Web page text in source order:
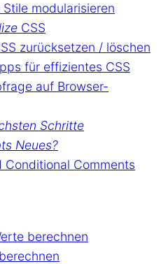
Stile modularisieren
CSS
zurücksetzen / löschen
für effizientes CSS
auf Browser-
Schritte
Neues?
Conditional Comments
berechnen